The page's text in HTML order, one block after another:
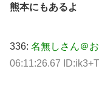
熊本にもあるよ
336: 名無しさん＠
06:11:26.67